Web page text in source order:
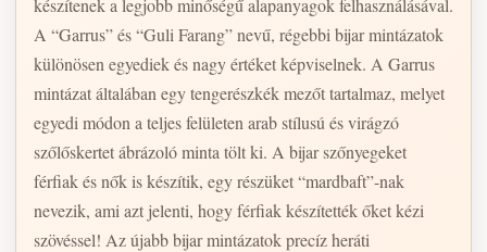
készítenek a legjobb minőségű alapanyagok felhasználásával.
A “Garrus” és “Guli Farang” nevű, régebbi bijar mintázatok
különösen egyediek és nagy értéket képviselnek. A Garrus
mintázat általában egy tengerészkék mezőt tartalmaz, melyet
egyedi módon a teljes felületen arab stílusú és virágzó
szőlőskertet ábrázoló minta tölt ki. A bijar szőnyegeket
férfiak és nők is készítik, egy részüket “mardbaft”-nak
nevezik, ami azt jelenti, hogy férfiak készítették őket kézi
szövéssel! Az újabb bijar mintázatok precíz heráti